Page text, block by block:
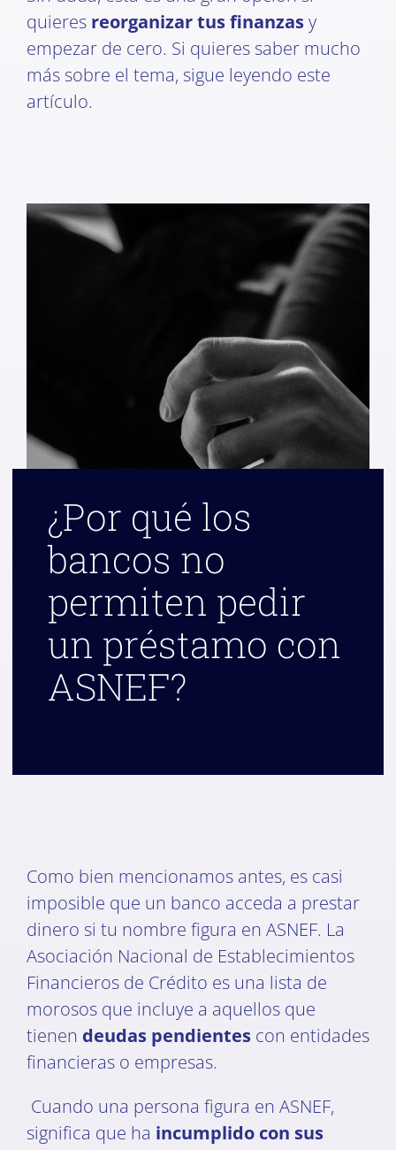
quieres reorganizar tus finanzasy
empezar de cero. Si quieres saber mucho
más sobre el tema, sigue leyendo este
artículo.
¿Por qué los
bancos no
permiten pedir
un préstamo con
ASNEF?
Como bien mencionamos antes, es casi
imposible que un banco acceda a prestar
dinero si tu nombre figura en ASNEF. La
Asociación Nacional de Establecimientos
Financieros de Crédito es una lista de
morosos que incluye a aquellos que
tienen deudas pendientes con entidades
financieras o empresas.
Cuando una persona figura en ASNEF,
significa que ha incumplido con sus